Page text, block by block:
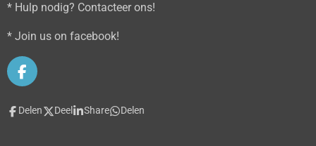
* Hulp nodig? Contacteer ons!
* Join us on facebook!
F
a
c
e
Delen Deel Share Delen